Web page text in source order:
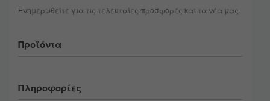
Προϊόντα
Ανδρικά
Πληροφορίες
Ενημερωθείτε για τις τελευταίες προσφορές και τα νέα μας.